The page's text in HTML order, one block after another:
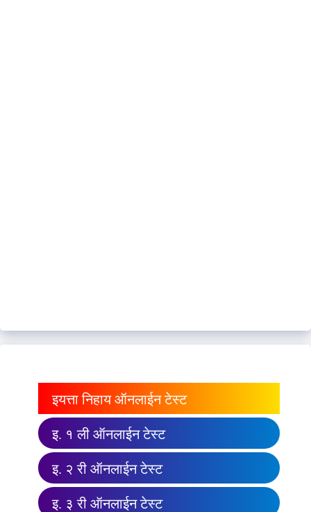
इयत्ता निहाय ऑनलाईन टेस्ट
इ. १ ली ऑनलाईन टेस्ट
इ. २ री ऑनलाईन टेस्ट
इ. ३ री ऑनलाईन टेस्ट